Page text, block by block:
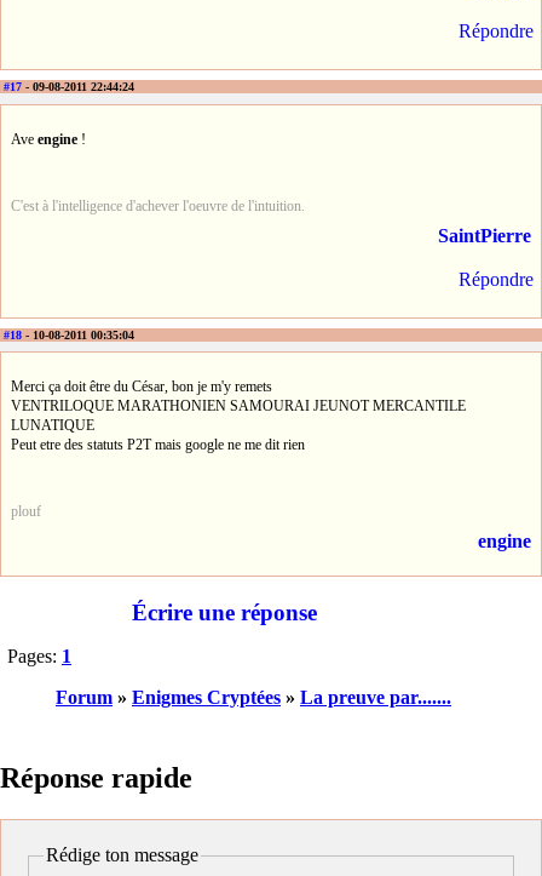
Répondre
#17 - 09-08-2011 22:44:24
Ave engine !
C'est à l'intelligence d'achever l'oeuvre de l'intuition.
SaintPierre
Répondre
#18 - 10-08-2011 00:35:04
Merci ça doit être du César, bon je m'y remets
VENTRILOQUE MARATHONIEN SAMOURAI JEUNOT MERCANTILE
LUNATIQUE
Peut etre des statuts P2T mais google ne me dit rien
plouf
engine
Écrire une réponse
Pages: 1
Forum » Enigmes Cryptées » La preuve par.......
Réponse rapide
Rédige ton message